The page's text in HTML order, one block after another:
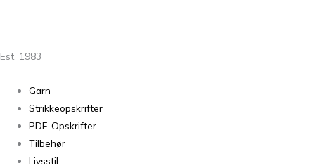
Est. 1983
Garn
Strikkeopskrifter
PDF-Opskrifter
Tilbehør
Livsstil